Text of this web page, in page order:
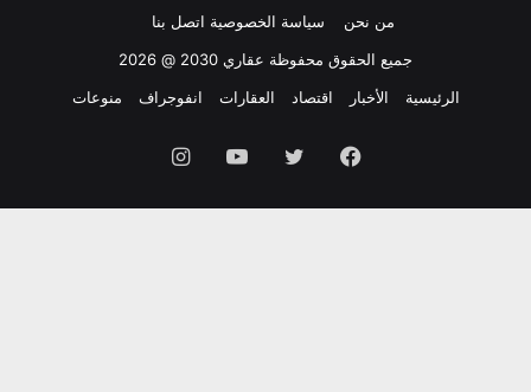
من نحن سياسة الخصوصية اتصل بنا
جميع الحقوق محفوظة عقاري 2030 @ 2026
الرئيسية
الأخبار اقتصاد العقارات انفوجراف منوعات
فيسبوك تويتر يوتيوب